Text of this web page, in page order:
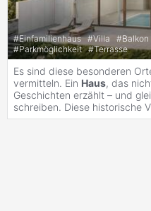
#Einfamilienhaus #Villa #Balkon
#Parkmöglichkeit #Terrasse
Es sind diese besonderen
vermitteln. Ein Haus, das
Geschichten erzählt – und
schreiben. Diese historische